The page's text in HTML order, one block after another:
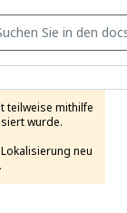
teilweise mithilfe
wurde.
neu